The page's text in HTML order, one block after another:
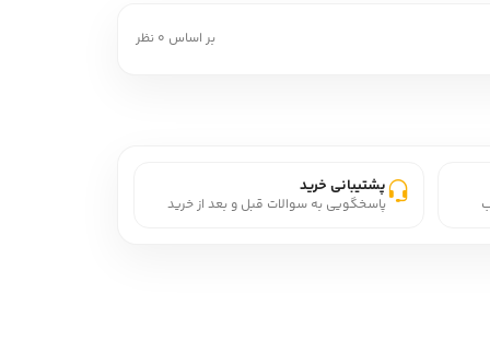
بر اساس 0 نظر
پشتیبانی خرید
پاسخگویی به سوالات قبل و بعد از خرید